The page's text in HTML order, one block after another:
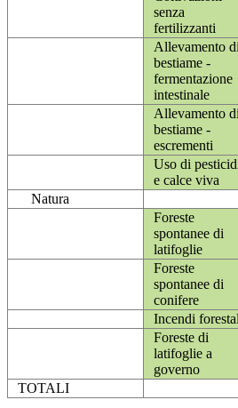
senza
fertilizzanti
Allevamento
bestiame -
fermentazione
intestinale
Allevamento
bestiame -
escrementi
Uso di
e calce viva
Natura
Foreste
spontanee di
latifoglie
Foreste
spontanee di
conifere
Incendi
Foreste di
latifoglie a
governo
TOTALI